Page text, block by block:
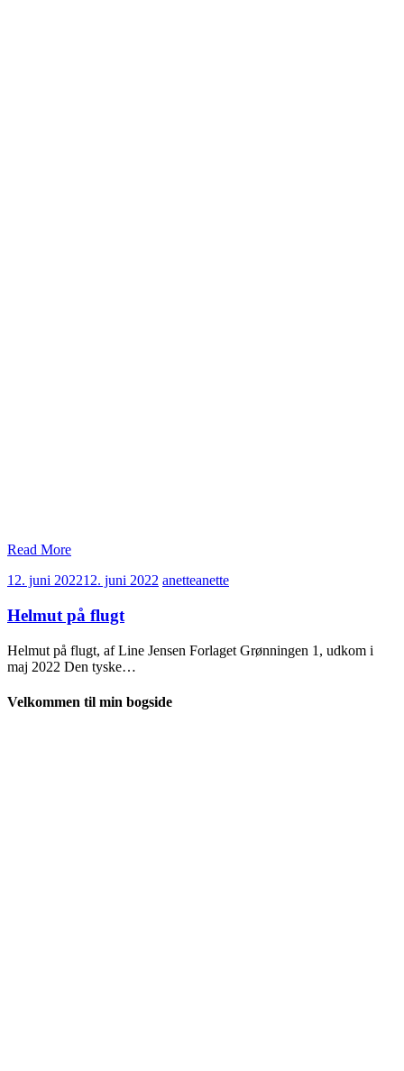
Read More
12. juni 202212. juni 2022 anetteanette
Helmut på flugt
Helmut på flugt, af Line Jensen Forlaget Grønningen 1, udkom i
maj 2022 Den tyske…
Velkommen til min bogside